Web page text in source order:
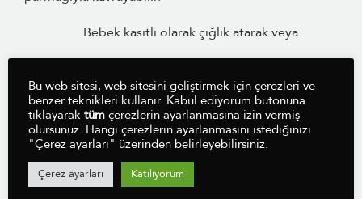
Bebek kasıtlı olarak çığlık atarak veya
öksürerek dikkat çekmeyi öğrenir.
Bebek el çırpmak gibi komik şeyler yaparak
dikkat çekmeye çalışabilir.
Bu web sitesi, web sitesini geliştirmek için çerezleri ve
benzer teknikleri kullanır. Kabul ediyorum butonuna
tıklayarak tüm çerezlerin ayarlanmasına izin vermiş
olursunuz. Hangi çerezlerin ayarlanmasını istediğinizi
"Çerez ayarları" üzerinden belirleyebilirsiniz.
Çerez ayarları Katılıyorum